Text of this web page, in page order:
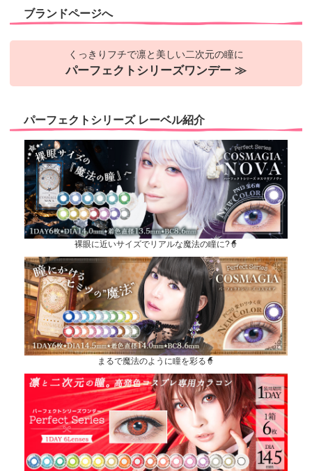
ブランドページへ
くっきりフチで凛と美しい二次元の瞳に
パーフェクトシリーズワンデー ≫
パーフェクトシリーズ レーベル紹介
裸眼に近いサイズでリアルな魔法の瞳に?🧙
まるで魔法のように瞳を彩る🧙